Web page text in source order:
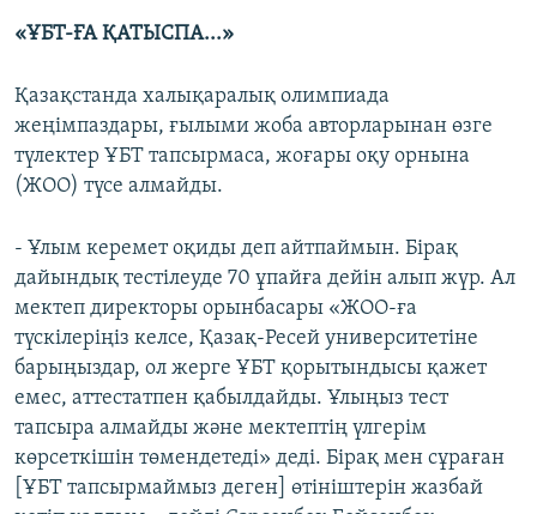
«ҰБТ-ҒА ҚАТЫСПА...»
Қазақстанда халықаралық олимпиада
жеңімпаздары, ғылыми жоба авторларынан өзге
түлектер ҰБТ тапсырмаса, жоғары оқу орнына
(ЖОО) түсе алмайды.
- Ұлым керемет оқиды деп айтпаймын. Бірақ
дайындық тестілеуде 70 ұпайға дейін алып жүр. Ал
мектеп директоры орынбасары «ЖОО-ға
түскілеріңіз келсе, Қазақ-Ресей университетіне
барыңыздар, ол жерге ҰБТ қорытындысы қажет
емес, аттестатпен қабылдайды. Ұлыңыз тест
тапсыра алмайды және мектептің үлгерім
көрсеткішін төмендетеді» деді. Бірақ мен сұраған
[ҰБТ тапсырмаймыз деген] өтініштерін жазбай